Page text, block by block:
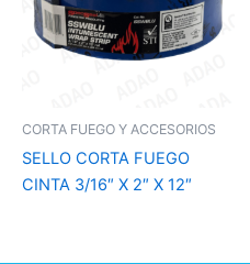
CORTA FUEGO Y ACCESORIOS
SELLO CORTA FUEGO
CINTA 3/16″ X 2″ X 12″